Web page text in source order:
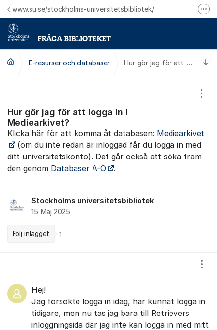
Hoppa till innehåll
www.su.se/stockholms-universitetsbibliotek/
E-resurser och databaser Hur gör jag för att logga in i Mediearkivet?
Hur gör jag för att logga in i
Mediearkivet?
Klicka här för att komma åt databasen: Mediearkivet
(om du inte redan är inloggad får du logga in med
ditt universitetskonto). Det går också att söka fram
den genom Databaser A-Ö .
Stockholms universitetsbibliotek
15 Maj 2025
Följ inlägget 1
Hej!
Jag försökte logga in idag, har kunnat logga in
tidigare, men nu tas jag bara till Retrievers
inloggningsida där jag inte kan logga in med mitt